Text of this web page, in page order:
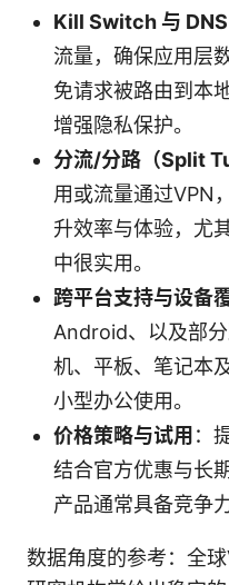
Kill Switch 与
流量，确保应用层
免请求被路由到本
增强隐私保护。
分流/分路（Split
用或流量通过VPN
升效率与体验，尤
中很实用。
跨平台支持与设备
Android、以及部
机、平板、笔记本
小型办公使用。
价格策略与试用 ：
结合官方优惠与长
产品通常具备竞争力
数据角度的参考：全